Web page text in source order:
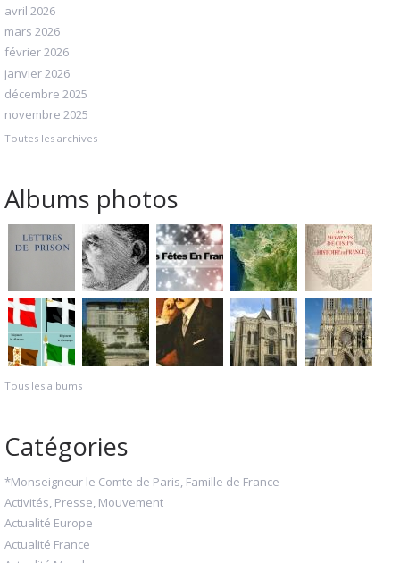
avril 2026
mars 2026
février 2026
janvier 2026
décembre 2025
novembre 2025
Toutes les archives
Albums photos
Tous les albums
Catégories
*Monseigneur le Comte de Paris, Famille de France
Activités, Presse, Mouvement
Actualité Europe
Actualité France